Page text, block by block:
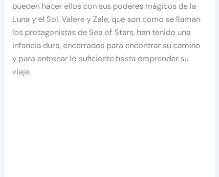
pueden hacer ellos con sus poderes mágicos de la
Luna y el Sol. Valere y Zale, que son como se llaman
los protagonistas de Sea of Stars, han tenido una
infancia dura, encerrados para encontrar su camino
y para entrenar lo suficiente hasta emprender su
viaje.